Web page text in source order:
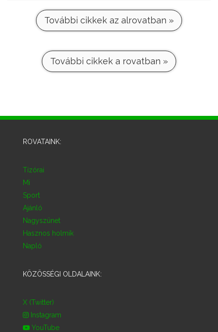
További cikkek az alrovatban »
További cikkek a rovatban »
ROVATAINK:
Tízórai
Mi
Sport
Ajánló
Nagyszünet
Hasznos holmik
Napló
KÖZÖSSÉGI OLDALAINK:
X (Twitter)
Instagram
YouTube